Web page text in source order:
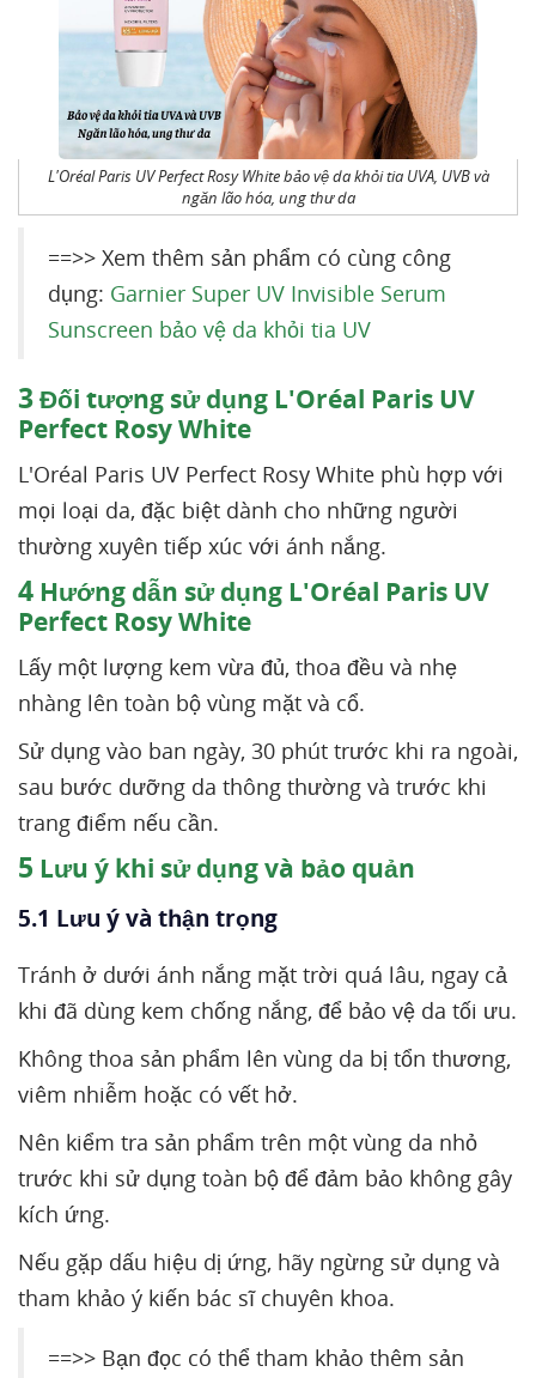
L'Oréal Paris UV Perfect Rosy White bảo vệ da khỏi tia UVA, UVB và
ngăn lão hóa, ung thư da
==>> Xem thêm sản phẩm có cùng công
dụng: Garnier Super UV Invisible Serum
Sunscreen bảo vệ da khỏi tia UV
3Đối tượng sử dụng L'Oréal Paris UV
Perfect Rosy White
L'Oréal Paris UV Perfect Rosy White phù hợp với
mọi loại da, đặc biệt dành cho những người
thường xuyên tiếp xúc với ánh nắng.
4 Hướng dẫn sử dụng L'Oréal Paris UV
Perfect Rosy White
Lấy một lượng kem vừa đủ, thoa đều và nhẹ
nhàng lên toàn bộ vùng mặt và cổ.
Sử dụng vào ban ngày, 30 phút trước khi ra ngoài,
sau bước dưỡng da thông thường và trước khi
trang điểm nếu cần.
5 Lưu ý khi sử dụng và bảo quản
5.1 Lưu ý và thận trọng
Tránh ở dưới ánh nắng mặt trời quá lâu, ngay cả
khi đã dùng kem chống nắng, để bảo vệ da tối ưu.
Không thoa sản phẩm lên vùng da bị tổn thương,
viêm nhiễm hoặc có vết hở.
Nên kiểm tra sản phẩm trên một vùng da nhỏ
trước khi sử dụng toàn bộ để đảm bảo không gây
kích ứng.
Nếu gặp dấu hiệu dị ứng, hãy ngừng sử dụng và
tham khảo ý kiến bác sĩ chuyên khoa.
==>> Bạn đọc có thể tham khảo thêm sản